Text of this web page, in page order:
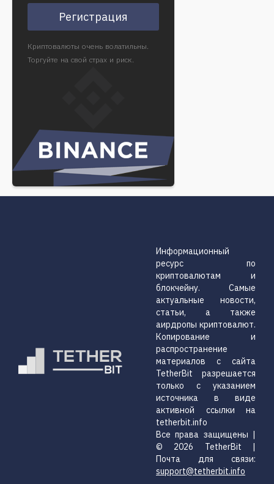
Регистрация
Криптовалюты очень волатильны.
Торгуйте на свой страх и риск.
Информационный
ресурс по
криптовалютам и
блокчейну. Самые
актуальные новости,
статьи, а также
аирдропы криптовалют.
Копирование и
распространение
материалов с сайта
TetherBit разрешается
только с указанием
источника в виде
активной ссылки на
tetherbit.info
Все права защищены |
© 2026 TetherBit |
Почта для связи:
support@tetherbit.info